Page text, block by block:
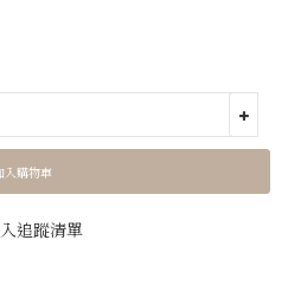
入購物車
追蹤清單